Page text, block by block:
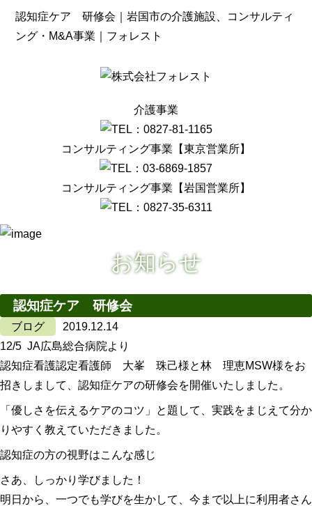
認知症ケア 研修会｜岩国市の介護施設、コンサルティ
ング・M&A事業｜フォレスト
介護事業
コンサルティング事業【東京営業所】
コンサルティング事業【岩国営業所】
お知らせ
認知症ケア 研修会
ブログ
2019.12.14
12/5 JA広島総合病院より
認知症看護認定看護師 大峯 珠己様と林 理恵MSW様をお
招きしまして、認知症ケアの研修会を開催いたしました。
「優しさを伝えるケアのコツ」と題して、実践をまじえて分か
りやすく教えていただきました。
認知症の方の視野はこんな感じ
さあ、しっかり学びました！
明日から、一つでも学びを生かして、今まで以上に利用者さん